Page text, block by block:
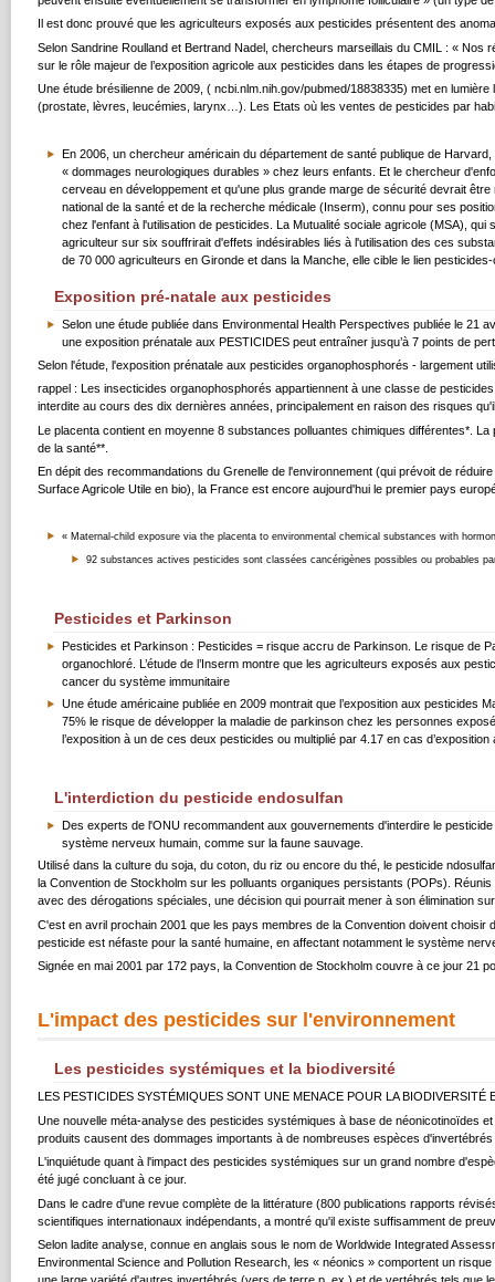
Il est donc prouvé que les agriculteurs exposés aux pesticides présentent des
Selon Sandrine Roulland et Bertrand Nadel, chercheurs marseillais du CMIL : «
sur le rôle majeur de l’exposition agricole aux pesticides dans les étapes de
Une étude brésilienne de 2009, ( ncbi.nlm.nih.gov/pubmed/18838335) met en
(prostate, lèvres, leucémies, larynx…). Les Etats où les ventes de pesticides par
En 2006, un chercheur américain du département de santé publique de
« dommages neurologiques durables » chez leurs enfants. Et le chercheur
cerveau en développement et qu'une plus grande marge de sécurité devrait
national de la santé et de la recherche médicale (Inserm), connu pour ses
chez l'enfant à l'utilisation de pesticides. La Mutualité sociale agricole (MSA),
agriculteur sur six souffrirait d'effets indésirables liés à l'utilisation des ces
de 70 000 agriculteurs en Gironde et dans la Manche, elle cible le lien
Exposition pré-natale aux pesticides
Selon une étude publiée dans Environmental Health Perspectives publiée le 21
une exposition prénatale aux PESTICIDES peut entraîner jusqu’à 7 points de
Selon l'étude, l'exposition prénatale aux pesticides organophosphorés - largement
rappel : Les insecticides organophosphorés appartiennent à une classe de
interdite au cours des dix dernières années, principalement en raison des risques
Le placenta contient en moyenne 8 substances polluantes chimiques différentes*.
de la santé**.
En dépit des recommandations du Grenelle de l'environnement (qui prévoit de
Surface Agricole Utile en bio), la France est encore aujourd'hui le premier pays
« Maternal-child exposure via the placenta to environmental chemical substances with
92 substances actives pesticides sont classées cancérigènes possibles ou probables
Pesticides et Parkinson
Pesticides et Parkinson : Pesticides = risque accru de Parkinson. Le risque de
organochloré. L’étude de l’Inserm montre que les agriculteurs exposés aux
cancer du système immunitaire
Une étude américaine publiée en 2009 montrait que l’exposition aux pesticides
75% le risque de développer la maladie de parkinson chez les personnes
l’exposition à un de ces deux pesticides ou multiplié par 4.17 en cas
L'interdiction du pesticide endosulfan
Des experts de l'ONU recommandent aux gouvernements d'interdire le
système nerveux humain, comme sur la faune sauvage.
Utilisé dans la culture du soja, du coton, du riz ou encore du thé, le pesticide
la Convention de Stockholm sur les polluants organiques persistants (POPs).
avec des dérogations spéciales, une décision qui pourrait mener à son élimination
C'est en avril prochain 2001 que les pays membres de la Convention doivent
pesticide est néfaste pour la santé humaine, en affectant notamment le système
Signée en mai 2001 par 172 pays, la Convention de Stockholm couvre à ce jour 21
L'impact des pesticides sur l'environnement
Les pesticides systémiques et la biodiversité
LES PESTICIDES SYSTÉMIQUES SONT UNE MENACE POUR LA
Une nouvelle méta-analyse des pesticides systémiques à base de néonicotinoïdes
produits causent des dommages importants à de nombreuses espèces
L'inquiétude quant à l'impact des pesticides systémiques sur un grand nombre
été jugé concluant à ce jour.
Dans le cadre d'une revue complète de la littérature (800 publications rapports
scientifiques internationaux indépendants, a montré qu'il existe suffisamment de
Selon ladite analyse, connue en anglais sous le nom de Worldwide Integrated
Environmental Science and Pollution Research, les « néonics » comportent un